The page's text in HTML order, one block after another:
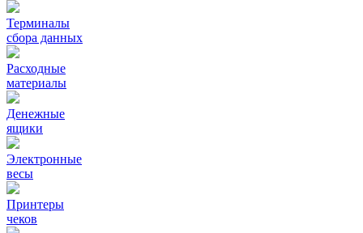
Терминалы
сбора данных
Расходные
материалы
Денежные
ящики
Электронные
весы
Принтеры
чеков